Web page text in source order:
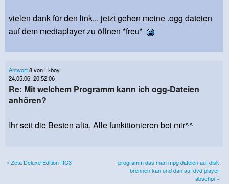
vielen dank für den link... jetzt gehen meine .ogg dateien
auf dem mediaplayer zu öffnen *freu*
Antwort8 von H-boy
24.05.06, 20:52:06
Re: Mit welchem Programm kann ich ogg-Dateien
anhören?
Ihr seit die Besten alta, Alle funkitionieren bei mir^^
« Zeta Deluxe Edition RC3
programm das man mpg dateien auf disk
brennen kan und dan auf dvd player
abschpi »